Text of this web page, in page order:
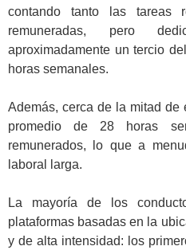
contando tanto las tareas
remuneradas, pero
aproximadamente un tercio
horas semanales.
Además, cerca de la mitad de
promedio de 28 horas
remunerados, lo que a
laboral larga.
La mayoría de los
plataformas basadas en la
y de alta intensidad: los